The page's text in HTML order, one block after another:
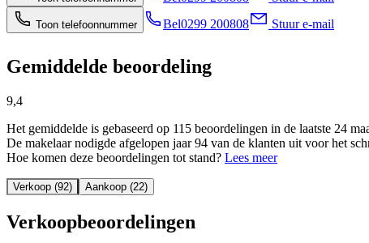
Toon telefoonnummer Bel0299 200808 Stuur e-mail
Gemiddelde beoordeling
9,4
Het gemiddelde is gebaseerd op 115 beoordelingen in de laatste 24
De makelaar nodigde afgelopen jaar 94 van de klanten uit voor het
Hoe komen deze beoordelingen tot stand? Lees meer
Verkoop (92) Aankoop (22)
Verkoopbeoordelingen